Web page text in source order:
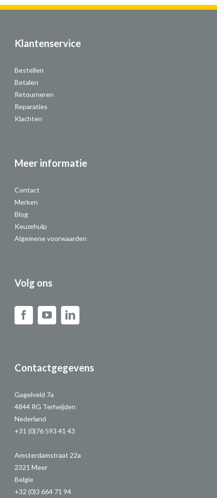
Klantenservice
Bestellen
Betalen
Retourneren
Reparaties
Klachten
Meer informatie
Contact
Merken
Blog
Keuzehulp
Algemene voorwaarden
Volg ons
Contactgegevens
Gagelveld 7a
4844 RG Terheijden
Nederland
+31 (0)76 593 41 43
Amsterdamstraat 22a
2321 Meer
Belgie
+32 (0)3 664 71 94